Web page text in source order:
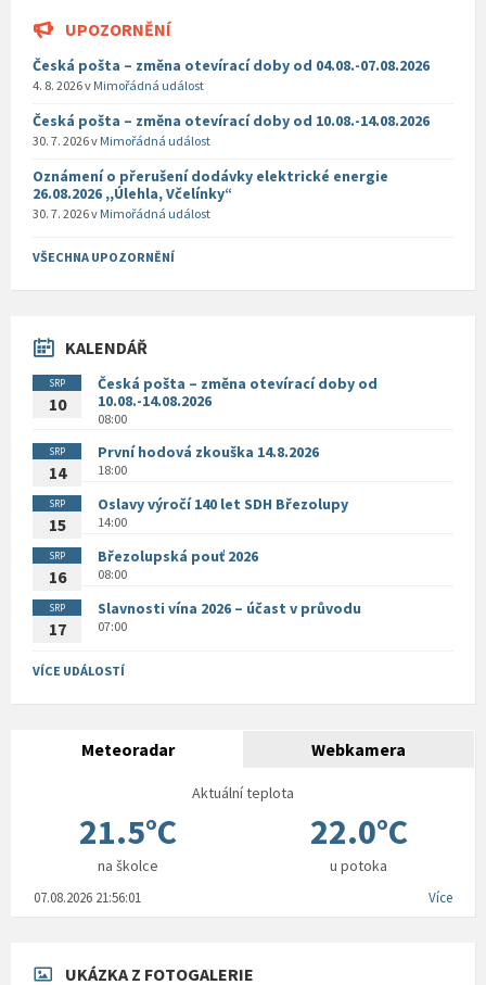
UPOZORNĚNÍ
Česká pošta – změna otevírací doby od 04.08.-07.08.2026
4. 8. 2026v Mimořádná událost
Česká pošta – změna otevírací doby od 10.08.-14.08.2026
30. 7. 2026v Mimořádná událost
Oznámení o přerušení dodávky elektrické energie
26.08.2026 ,,Úlehla, Včelínky“
30. 7. 2026v Mimořádná událost
VŠECHNA UPOZORNĚNÍ
KALENDÁŘ
SRP
10
Česká pošta – změna otevírací doby od
10.08.-14.08.2026
08:00
SRP
14
První hodová zkouška 14.8.2026
18:00
SRP
15
Oslavy výročí 140 let SDH Březolupy
14:00
SRP
16
Březolupská pouť 2026
08:00
SRP
17
Slavnosti vína 2026 – účast v průvodu
07:00
VÍCE UDÁLOSTÍ
Meteoradar Webkamera
Aktuální teplota
21.5°C 22.0°C
na školce u potoka
07.08.2026 21:56:01 Více
UKÁZKA Z FOTOGALERIE